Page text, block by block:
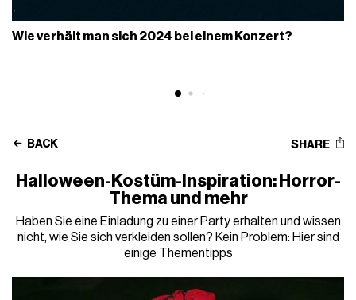
Wie verhält man sich 2024 bei einem Konzert?
BACK SHARE
Halloween-Kostüm-Inspiration: Horror-
Thema und mehr
Haben Sie eine Einladung zu einer Party erhalten und wissen
nicht, wie Sie sich verkleiden sollen? Kein Problem: Hier sind
einige Thementipps